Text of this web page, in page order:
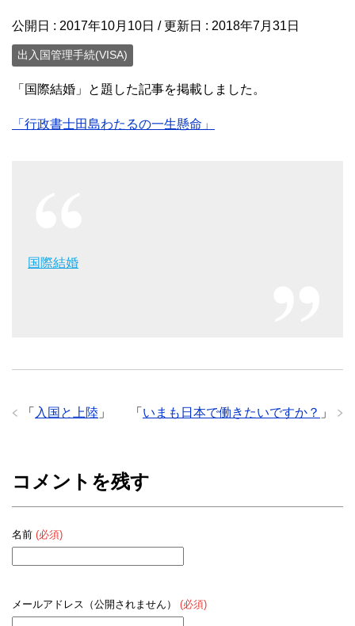
公開日 : 2017年10月10日 / 更新日 : 2018年7月31日
出入国管理手続(VISA)
「国際結婚」と題した記事を掲載しました。
「行政書士田島わたるの一生懸命」
国際結婚
「 いまも日本で働きたいですか？ 」
「 入国と上陸 」
コメントを残す
名前 (必須)
メールアドレス（公開されません） (必須)